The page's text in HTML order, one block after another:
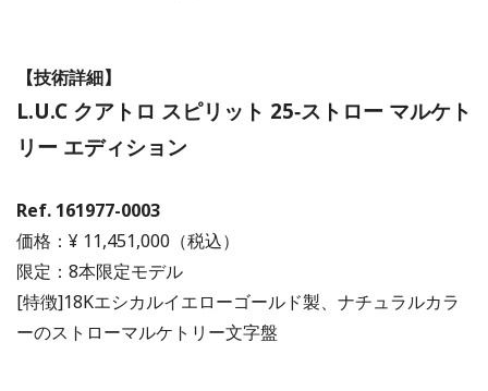
【技術詳細】
L.U.C クアトロ スピリット 25‐ストロー マルケト
リー エディション
Ref. 161977-0003
価格：¥ 11,451,000（税込）
限定：8本限定モデル
[特徴]18Kエシカルイエローゴールド製、ナチュラルカラ
ーのストローマルケトリー文字盤